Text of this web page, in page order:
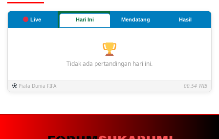
Live Hari Ini Mendatang Hasil
Tidak ada pertandingan hari ini.
Piala Dunia FIFA 00.54 WIB